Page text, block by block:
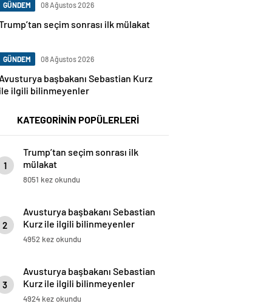
GÜNDEM 08 Ağustos 2026
seçim sonrası ilk mülakat
GÜNDEM 08 Ağustos 2026
Avusturya başbakanı Sebastian Kurz
ilgili bilinmeyenler
KATEGORİNİN POPÜLERLERİ
1
Trump’tan seçim sonrası ilk
mülakat
8051 kez okundu
2
Avusturya başbakanı Sebastian
Kurz ile ilgili bilinmeyenler
4952 kez okundu
3
Avusturya başbakanı Sebastian
Kurz ile ilgili bilinmeyenler
4924 kez okundu